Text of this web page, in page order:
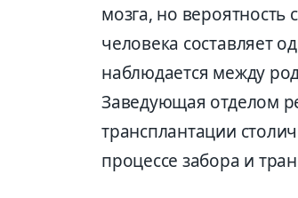
мозга, но
человека составляет
наблюдается между
Заведующая отделом
трансплантации
процессе забора и